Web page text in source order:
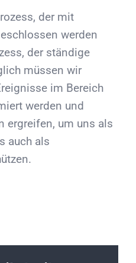
der mit
werden
der ständige
müssen wir
im Bereich
werden und
ergreifen, um uns als
auch als